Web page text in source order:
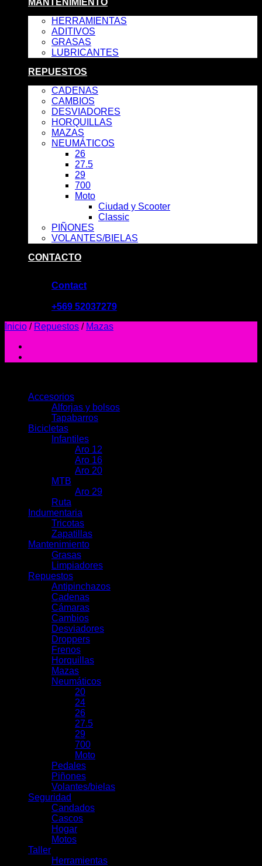
MANTENIMIENTO
HERRAMIENTAS
ADITIVOS
GRASAS
LUBRICANTES
REPUESTOS
CADENAS
CAMBIOS
DESVIADORES
HORQUILLAS
MAZAS
NEUMÁTICOS
26
27.5
29
700
Moto
Ciudad y Scooter
Classic
PIÑONES
VOLANTES/BIELAS
CONTACTO
Contact
+569 52037279
Inicio / Repuestos / Mazas
Accesorios
Alforjas y bolsos
Tapabarros
Bicicletas
Infantiles
Aro 12
Aro 16
Aro 20
MTB
Aro 29
Ruta
Indumentaria
Tricotas
Zapatillas
Mantenimiento
Grasas
Limpiadores
Repuestos
Antipinchazos
Cadenas
Cámaras
Cambios
Desviadores
Droppers
Frenos
Horquillas
Mazas
Neumáticos
20
24
26
27.5
29
700
Moto
Pedales
Piñones
Volantes/bielas
Seguridad
Candados
Cascos
Hogar
Motos
Taller
Herramientas